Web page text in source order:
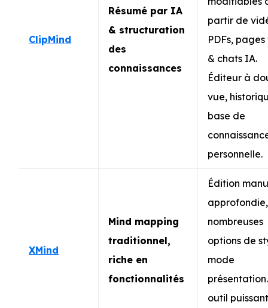
ClipMind
Résumé par IA
& structuration
des
connaissances
partir de
PDFs,
& chats IA.
Éditeur à
vue,
base de
personnelle.
XMind
Mind mapping
traditionnel,
riche en
fonctionnalités
Édition
approfondie,
nombreuses
options de
mode
outil